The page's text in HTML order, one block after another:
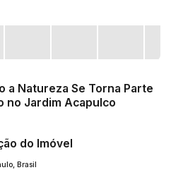
Natureza Se Torna Parte
no Jardim Acapulco
do Imóvel
Brasil